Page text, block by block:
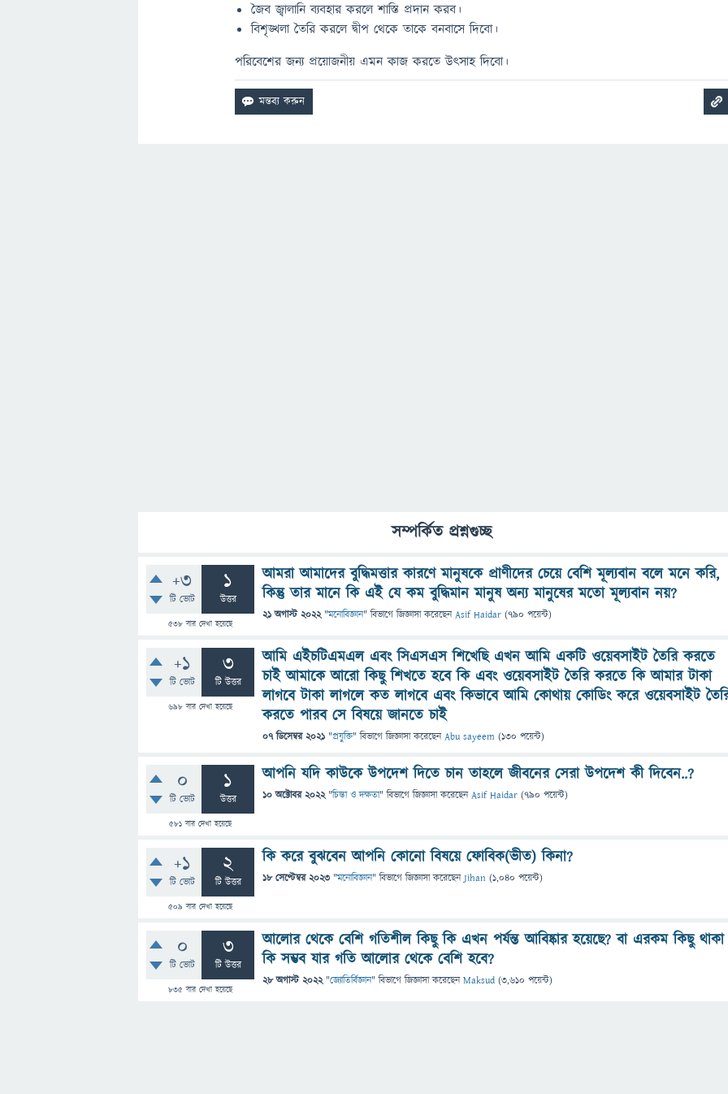
জৈব জ্বালানি ব্যবহার করলে শাস্তি প্রদান করব।
বিশৃঙ্খলা তৈরি করলে দ্বীপ থেকে তাকে বনবাসে দিবো।
পরিবেশের জন্য প্রয়োজনীয় এমন কাজ করতে উৎসাহ দিবো।
সম্পর্কিত প্রশ্নগুচ্ছ
+3
টি ভোট
1
উত্তর
538 বার দেখা হয়েছে
আমরা আমাদের বুদ্ধিমত্তার কারণে মানুষকে প্রাণীদের চেয়ে বেশি মূল্যবান বলে মনে করি,
কিন্তু তার মানে কি এই যে কম বুদ্ধিমান মানুষ অন্য মানুষের মতো মূল্যবান নয়?
21 অগাস্ট 2022 "মনোবিজ্ঞান" বিভাগে জিজ্ঞাসাকরেছেনAsif Haidar (790 পয়েন্ট)
+1
টি ভোট
3
টি উত্তর
698 বার দেখা হয়েছে
আমি এইচটিএমএল এবং সিএসএস শিখেছি এখন আমি একটি ওয়েবসাইট তৈরি করতে
চাই আমাকে আরো কিছু শিখতে হবে কি এবং ওয়েবসাইট তৈরি করতে কি আমার টাকা
লাগবে টাকা লাগলে কত লাগবে এবং কিভাবে আমি কোথায় কোডিং করে ওয়েবসাইট
করতে পারব সে বিষয়ে জানতে চাই
07 ডিসেম্বর 2021 "প্রযুক্তি" বিভাগে জিজ্ঞাসাকরেছেনAbu sayeem (130 পয়েন্ট)
0
টি ভোট
1
উত্তর
581 বার দেখা হয়েছে
আপনি যদি কাউকে উপদেশ দিতে চান তাহলে জীবনের সেরা উপদেশ কী দিবেন..?
10 অক্টোবর 2022 "চিন্তা ও দক্ষতা" বিভাগে জিজ্ঞাসাকরেছেনAsif Haidar (790 পয়েন্ট)
+1
টি ভোট
2
টি উত্তর
509 বার দেখা হয়েছে
কি করে বুঝবেন আপনি কোনো বিষয়ে ফোবিক(ভীত) কিনা?
18 সেপ্টেম্বর 2023 "মনোবিজ্ঞান" বিভাগে জিজ্ঞাসাকরেছেনJihan (1,040 পয়েন্ট)
0
টি ভোট
3
টি উত্তর
835 বার দেখা হয়েছে
আলোর থেকে বেশি গতিশীল কিছু কি এখন পর্যন্ত আবিষ্কার হয়েছে? বা এরকম কিছু থাকা
কি সম্ভব যার গতি আলোর থেকে বেশি হবে?
28 অগাস্ট 2022 "জ্যোতির্বিজ্ঞান" বিভাগে জিজ্ঞাসাকরেছেনMaksud (3,610 পয়েন্ট)